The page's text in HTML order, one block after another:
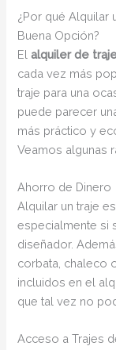
¿Por qué Alquilar
Buena Opción?
Elalquiler de
cada vez más
traje para una
puede parecer
más práctico y
Veamos algunas
Ahorro de Dinero
Alquilar un traje
especialmente si
diseñador.
corbata, chaleco
incluidos en el
que tal vez no
Acceso a Trajes